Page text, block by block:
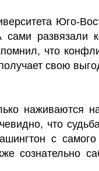
Юго-
развязали
что
свою
наживаются
что
с
сознательно